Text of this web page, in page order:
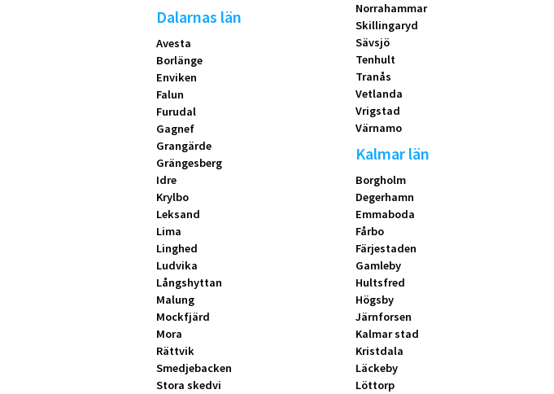
Dalarnas län
Avesta
Borlänge
Enviken
Falun
Furudal
Gagnef
Grangärde
Grängesberg
Idre
Krylbo
Leksand
Lima
Linghed
Ludvika
Långshyttan
Malung
Mockfjärd
Mora
Rättvik
Smedjebacken
Stora skedvi
Norrahammar
Skillingaryd
Sävsjö
Tenhult
Tranås
Vetlanda
Vrigstad
Värnamo
Kalmar län
Borgholm
Degerhamn
Emmaboda
Fårbo
Färjestaden
Gamleby
Hultsfred
Högsby
Järnforsen
Kalmar stad
Kristdala
Läckeby
Löttorp